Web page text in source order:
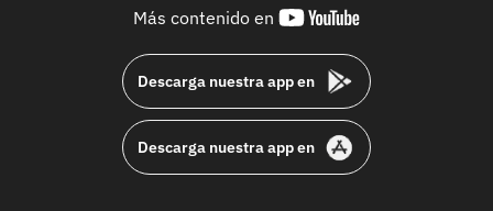
Más contenido en
youtube-
Descarga nuestra app en
Descarga nuestra app en